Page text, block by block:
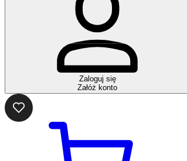
Zaloguj się
Załóż konto